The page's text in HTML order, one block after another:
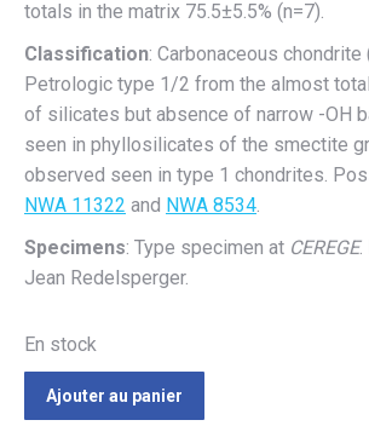
totals in the matrix 75.5±5.5% (n=7).
Classification: Carbonaceous chondrite
Petrologic type 1/2 from the almost
of silicates but absence of narrow -OH
seen in phyllosilicates of the smectite
observed seen in type 1 chondrites.
NWA 11322 and NWA 8534.
Specimens: Type specimen at CEREGE.
Jean Redelsperger.
En stock
Ajouter au panier